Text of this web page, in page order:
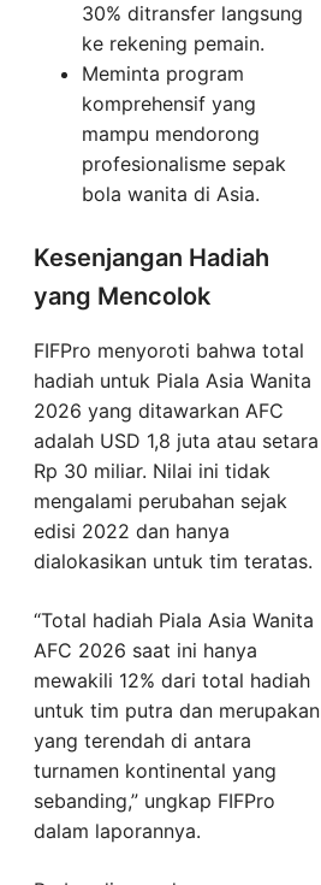
30% ditransfer langsung
ke rekening pemain.
Meminta program
komprehensif yang
mampu mendorong
profesionalisme sepak
bola wanita di Asia.
Kesenjangan Hadiah
yang Mencolok
FIFPro menyoroti bahwa total
hadiah untuk Piala Asia Wanita
2026 yang ditawarkan AFC
adalah USD 1,8 juta atau setara
Rp 30 miliar. Nilai ini tidak
mengalami perubahan sejak
edisi 2022 dan hanya
dialokasikan untuk tim teratas.
“Total hadiah Piala Asia Wanita
AFC 2026 saat ini hanya
mewakili 12% dari total hadiah
untuk tim putra dan merupakan
yang terendah di antara
turnamen kontinental yang
sebanding,” ungkap FIFPro
dalam laporannya.